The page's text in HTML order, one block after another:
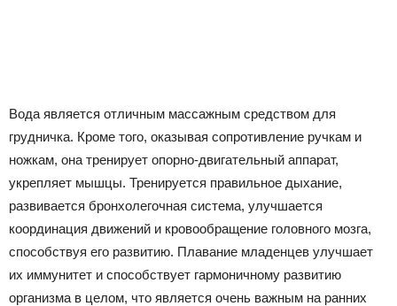
Вода является отличным массажным средством для
грудничка. Кроме того, оказывая сопротивление ручкам и
ножкам, она тренирует опорно-двигательный аппарат,
укрепляет мышцы. Тренируется правильное дыхание,
развивается бронхолегочная система, улучшается
координация движений и кровообращение головного мозга,
способствуя его развитию. Плавание младенцев улучшает
их иммунитет и способствует гармоничному развитию
организма в целом, что является очень важным на ранних